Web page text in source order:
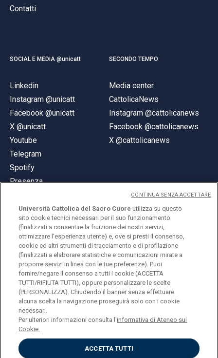
Contatti
SOCIAL E MEDIA @unicatt
Linkedin
Instagram @unicatt
Facebook @unicatt
X @unicatt
Youtube
Telegram
Spotify
Presenza
SECONDO TEMPO
Media center
CattolicaNews
Instagram @cattolicanews
Facebook @cattolicanews
X @cattolicanews
© Università Cattolica del Sacro Cuore
Largo A. Gemelli 1, 20123 Milano
PI 02133120150
ENGLISH
Privacy
Università Cattolica del Sacro Cuore utilizza su questo
sito cookie tecnici necessari per il suo funzionamento
(finalizzati a consentire la fruizione dei nostri servizi,
ottimizzare l'esperienza utente) e, ove si presti il consenso,
cookie ed altri strumenti di tracciamento e di profilazione
(finalizzati a elaborare statistiche e comunicazioni mirate a
proporre servizi in linea con le tue preferenze). Puoi
fornire/negare il consenso a tutti i cookie (ACCETTA
TUTTI/RIFIUTA TUTTI), oppure personalizzare le scelte
(PERSONALIZZA). Chiudendo il banner senza effettuare
alcuna scelta la navigazione proseguirà solo con i cookie
necessari.
Per ulteriori informazioni consulta l'informativa di Ateneo sui
Cookie.
ACCETTA TUTTI
CONTINUA SENZA ACCETTARE